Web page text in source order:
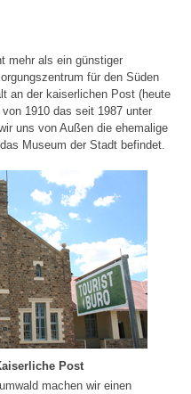
mehr als ein günstiger
für den Süden
an der kaiserlichen Post (heute
1910 das seit 1987 unter
uns von Außen die ehemalige
Museum der Stadt befindet.
Post
machen wir einen